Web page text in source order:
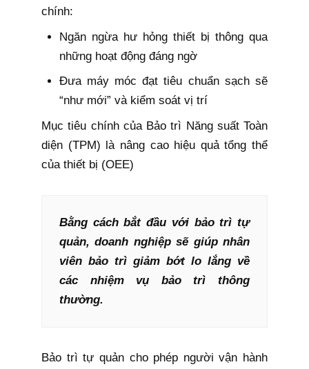
chính:
Ngăn ngừa hư hỏng thiết bị thông qua
những hoạt động đáng ngờ
Đưa máy móc đạt tiêu chuẩn sạch sẽ
“như mới” và kiểm soát vị trí
Mục tiêu chính của Bảo trì Năng suất Toàn
diện (TPM) là nâng cao hiệu quả tổng thể
của thiết bị (OEE)
Bằng cách bắt đầu với bảo trì tự
quản, doanh nghiệp sẽ giúp nhân
viên bảo trì giảm bớt lo lắng về
các nhiệm vụ bảo trì thông
thường.
Bảo trì tự quản cho phép người vận hành